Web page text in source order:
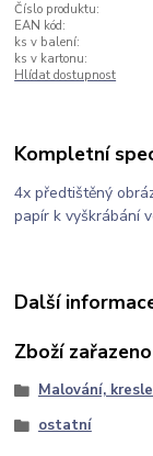
Číslo produktu:
EAN kód:
ks v balení:
ks v kartonu:
Hlídat dostupnost
Kompletní
4x předtištěný
papír k vyškrábání
Další
Zboží
Malování,
ostatní